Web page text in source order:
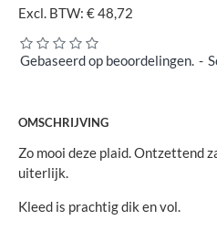
Gebaseerd op beoordelingen. -
Excl. BTW: € 48,72
OMSCHRIJVING
Zo mooi deze plaid. Ontzettend
uiterlijk.
Kleed is prachtig dik en vol.